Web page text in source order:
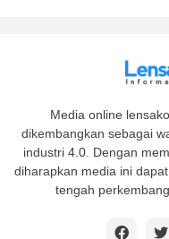
Media online
dikembangkan sebagai
industri 4.0. Dengan
diharapkan media ini
tengah